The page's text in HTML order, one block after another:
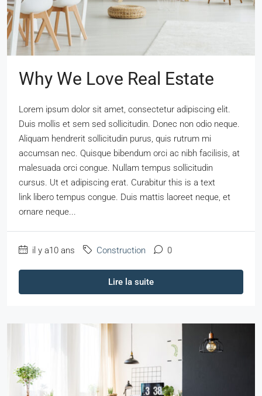
Why We Love Real Estate
Lorem ipsum dolor sit amet, consectetur adipiscing elit.
Duis mollis et sem sed sollicitudin. Donec non odio neque.
Aliquam hendrerit sollicitudin purus, quis rutrum mi
accumsan nec. Quisque bibendum orci ac nibh facilisis, at
malesuada orci congue. Nullam tempus sollicitudin
cursus. Ut et adipiscing erat. Curabitur this is a text
link libero tempus congue. Duis mattis laoreet neque, et
ornare neque...
il y a10 ans Construction 0
Lire la suite